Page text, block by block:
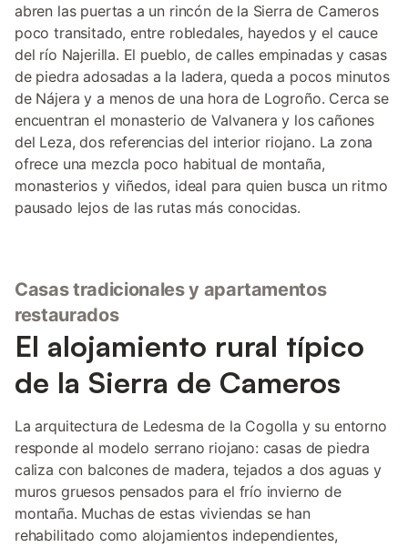
abren las puertas a un rincón de la Sierra de Cameros
poco transitado, entre robledales, hayedos y el cauce
del río Najerilla. El pueblo, de calles empinadas y casas
de piedra adosadas a la ladera, queda a pocos minutos
de Nájera y a menos de una hora de Logroño. Cerca se
encuentran el monasterio de Valvanera y los cañones
del Leza, dos referencias del interior riojano. La zona
ofrece una mezcla poco habitual de montaña,
monasterios y viñedos, ideal para quien busca un ritmo
pausado lejos de las rutas más conocidas.
Casas tradicionales y apartamentos
restaurados
El alojamiento rural típico
de la Sierra de Cameros
La arquitectura de Ledesma de la Cogolla y su entorno
responde al modelo serrano riojano: casas de piedra
caliza con balcones de madera, tejados a dos aguas y
muros gruesos pensados para el frío invierno de
montaña. Muchas de estas viviendas se han
rehabilitado como alojamientos independientes,